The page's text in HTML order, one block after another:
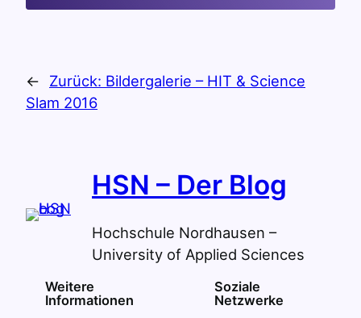
← Zurück: Bildergalerie – HIT & Science
Slam 2016
HSN – Der Blog
Hochschule Nordhausen –
University of Applied Sciences
Weitere
Informationen
Soziale
Netzwerke